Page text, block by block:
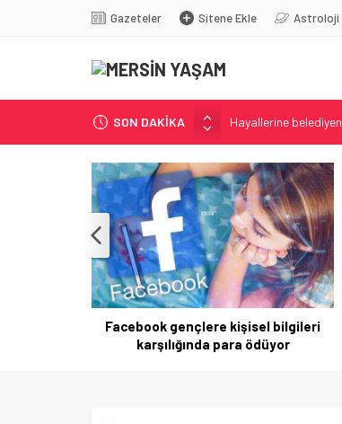
Gazeteler Sitene Ekle Astroloji
SON DAKİKA
Hayallerine
Ali Bozan, Bakan
Mezitli Belediyesi
Mersin Sinema Ofisi
AKP’li vekilden
Facebook gençlere kişisel bilgileri
karşılığında para ödüyor